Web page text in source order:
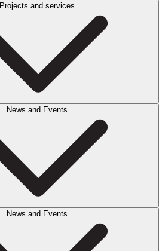
Projects and services
News and Events
News and Events